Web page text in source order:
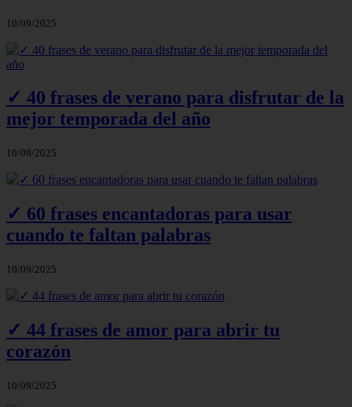
10/09/2025
✓ 40 frases de verano para disfrutar de la
mejor temporada del año
10/09/2025
✓ 60 frases encantadoras para usar
cuando te faltan palabras
10/09/2025
✓ 44 frases de amor para abrir tu
corazón
10/09/2025